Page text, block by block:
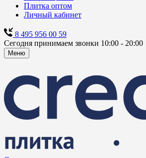
Плитка оптом
Личный кабинет
8 495 956 00 59
Сегодня принимаем звонки 10:00 - 20:00
Меню